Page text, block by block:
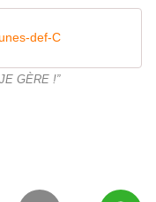
def-C
GÈRE !”